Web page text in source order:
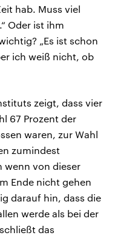
hab. Muss viel
Oder ist ihm
„Es ist schon
ich weiß nicht, ob
zeigt, dass vier
67 Prozent der
waren, zur Wahl
zumindest
wenn von dieser
Ende nicht gehen
darauf hin, dass die
werde als bei der
das